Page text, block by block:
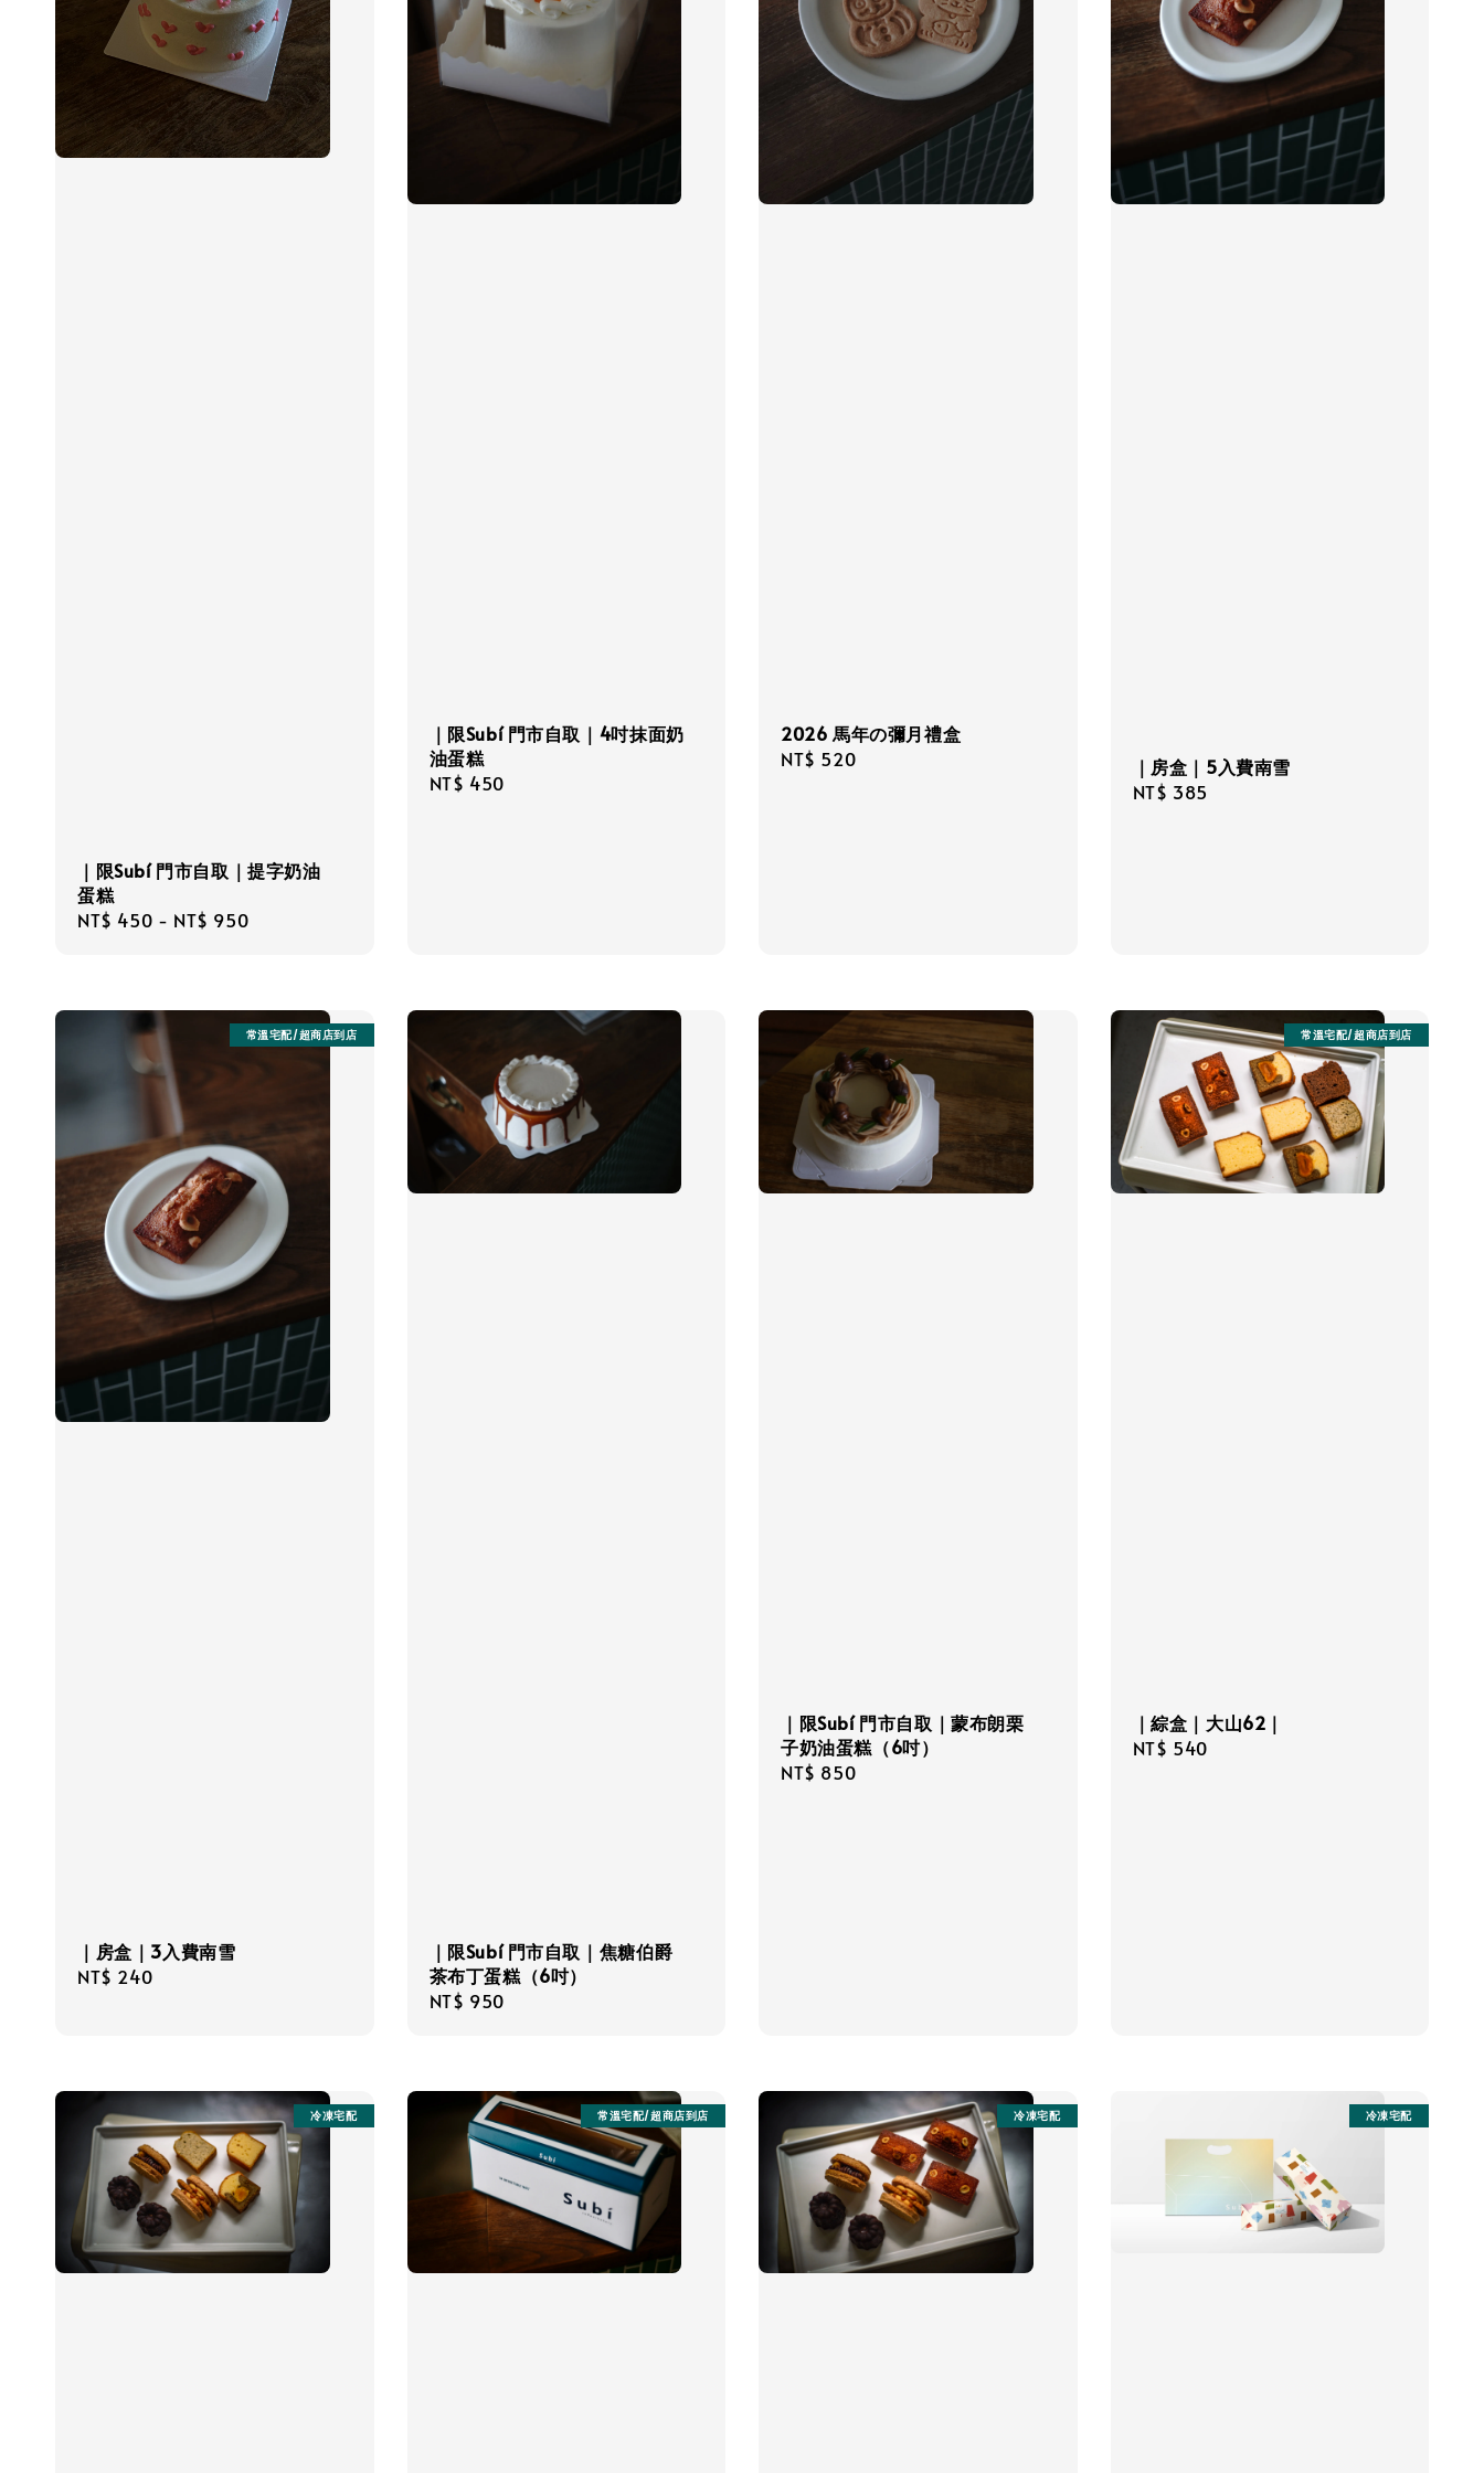
｜限Subí 門市自取｜提字奶油
蛋糕
Regular
NT$ 450 - NT$ 950
｜限Subí 門市自取｜4吋抹面奶
油蛋糕
Regular
NT$ 450
2026 馬年の彌月禮盒
Regular
NT$ 520
｜房盒｜5入費南雪
Regular
NT$ 385
常溫宅配/超商店到店
｜房盒｜3入費南雪
Regular
NT$ 240
｜限Subí 門市自取｜焦糖伯爵
茶布丁蛋糕（6吋）
Regular
NT$ 950
｜限Subí 門市自取｜蒙布朗栗
子奶油蛋糕（6吋）
Regular
NT$ 850
常溫宅配/超商店到店
｜綜盒｜大山62｜
Regular
NT$ 540
冷凍宅配 常溫宅配/超商店到店 冷凍宅配 冷凍宅配